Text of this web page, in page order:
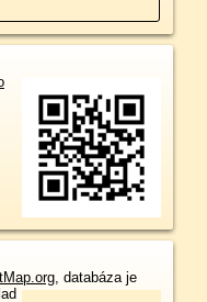
, databáza je